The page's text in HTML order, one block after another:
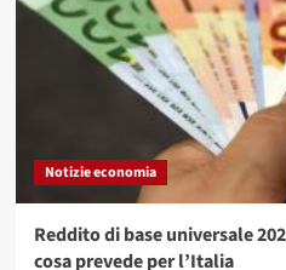
Notizie economia
Reddito di base universale
cosa prevede per l’Italia